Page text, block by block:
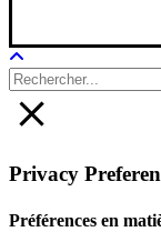
Privacy
Préférences en